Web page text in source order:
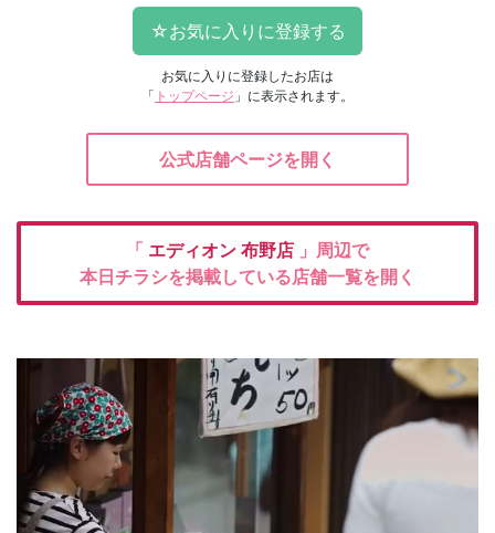
お気に入りに登録したお店は
「 トップページ 」に表示されます。
公式店舗ページを開く
「 エディオン 布野店 」周辺で
本日チラシを掲載している店舗一覧を開く